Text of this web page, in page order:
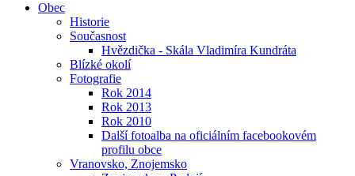
Obec
Historie
Současnost
Hvězdička - Skála Vladimíra Kundráta
Blízké okolí
Fotografie
Rok 2014
Rok 2013
Rok 2010
Další fotoalba na oficiálním facebookovém
profilu obce
Vranovsko, Znojemsko